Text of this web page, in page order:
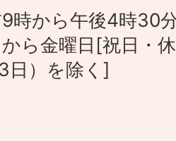
時から午後4時30
ら金曜日[祝日・
日）を除く]